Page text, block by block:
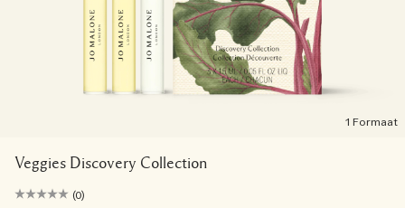
1 Formaat
Veggies Discovery Collection
(0)